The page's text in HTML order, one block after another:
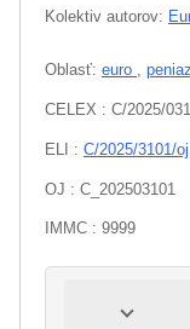
Kolektiv autorov:
Oblasť: euro
CELEX : C/2025/
ELI : C/2025/3101/oj
OJ : C_202503101
IMMC : 9999